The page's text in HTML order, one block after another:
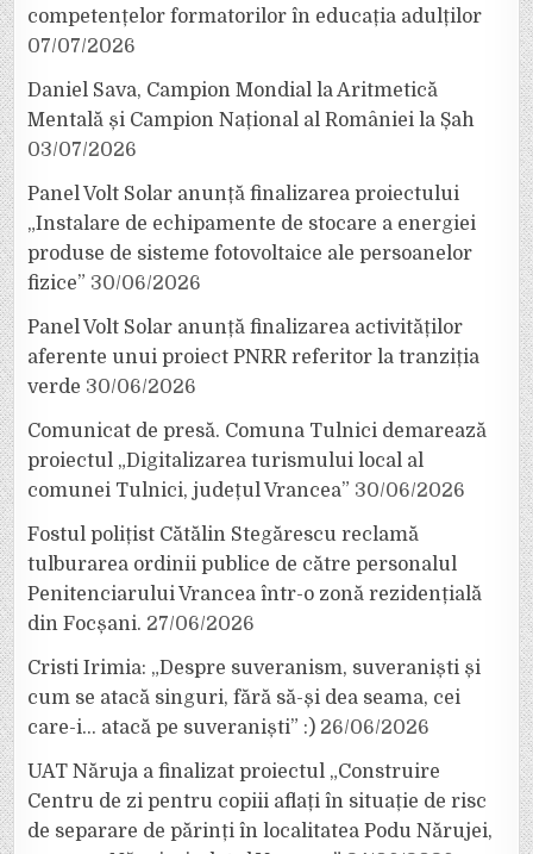
competențelor formatorilor în educația adulților
07/07/2026
Daniel Sava, Campion Mondial la Aritmetică
Mentală și Campion Național al României la Șah
03/07/2026
Panel Volt Solar anunță finalizarea proiectului
„Instalare de echipamente de stocare a energiei
produse de sisteme fotovoltaice ale persoanelor
fizice” 30/06/2026
Panel Volt Solar anunță finalizarea activităților
aferente unui proiect PNRR referitor la tranziția
verde 30/06/2026
Comunicat de presă. Comuna Tulnici demarează
proiectul „Digitalizarea turismului local al
comunei Tulnici, județul Vrancea” 30/06/2026
Fostul polițist Cătălin Stegărescu reclamă
tulburarea ordinii publice de către personalul
Penitenciarului Vrancea într-o zonă rezidențială
din Focșani. 27/06/2026
Cristi Irimia: „Despre suveranism, suveraniști și
cum se atacă singuri, fără să-și dea seama, cei
care-i… atacă pe suveraniști” :) 26/06/2026
UAT Năruja a finalizat proiectul „Construire
Centru de zi pentru copiii aflați în situație de risc
de separare de părinți în localitatea Podu Nărujei,